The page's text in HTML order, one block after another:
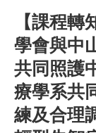
【課程
學會與中
共同照護
療學系共
練及合理